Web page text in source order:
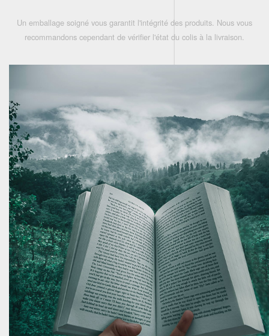
Un emballage soigné vous garantit l'intégrité des produits. Nous vous
recommandons cependant de vérifier l'état du colis à la livraison.